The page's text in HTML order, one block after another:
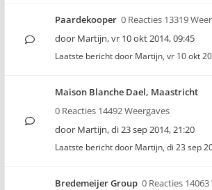
Paardekooper 0 Reacties 13319
door Martijn,vr 10 okt 2014, 09:45
Laatste bericht door Martijn, vr 10 okt
Maison Blanche Dael, Maastricht
0 Reacties 14492 Weergaves
door Martijn,di 23 sep 2014, 21:20
Laatste bericht door Martijn, di 23 sep
Bredemeijer Group 0 Reacties